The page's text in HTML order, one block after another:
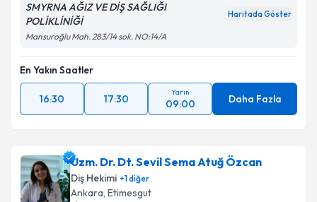
SMYRNA AĞIZ VE DİŞ SAĞLIĞI
POLİKLİNİĞİ
Haritada Göster
Mansuroğlu Mah. 283/14 sok. NO:14/A
En Yakın Saatler
16:30 17:30
Yarın
09:00 Daha Fazla
Uzm. Dr. Dt. Sevil Sema Atuğ Özcan
Diş Hekimi +1diğer
Ankara, Etimesgut